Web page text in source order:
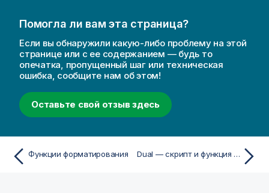
Помогла ли вам эта страница?
Если вы обнаружили какую-либо проблему на этой
странице или с ее содержанием — будь то
опечатка, пропущенный шаг или техническая
ошибка, сообщите нам об этом!
Оставьте свой отзыв здесь
Функции форматирования Dual — скрипт и функция диаграммы